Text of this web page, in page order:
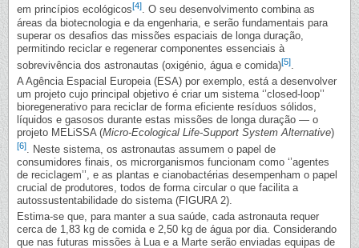
em princípios ecológicos[4]. O seu desenvolvimento combina as
áreas da biotecnologia e da engenharia, e serão fundamentais para
superar os desafios das missões espaciais de longa duração,
permitindo reciclar e regenerar componentes essenciais à
sobrevivência dos astronautas (oxigénio, água e comida)[5].
A Agência Espacial Europeia (ESA) por exemplo, está a desenvolver
um projeto cujo principal objetivo é criar um sistema ‘’closed-loop’’
bioregenerativo para reciclar de forma eficiente resíduos sólidos,
líquidos e gasosos durante estas missões de longa duração — o
projeto MELiSSA (Micro-Ecological Life-Support System Alternative)
[6]. Neste sistema, os astronautas assumem o papel de
consumidores finais, os microrganismos funcionam como ‘’agentes
de reciclagem’’, e as plantas e cianobactérias desempenham o papel
crucial de produtores, todos de forma circular o que facilita a
autossustentabilidade do sistema (FIGURA 2).
Estima-se que, para manter a sua saúde, cada astronauta requer
cerca de 1,83 kg de comida e 2,50 kg de água por dia. Considerando
que nas futuras missões à Lua e a Marte serão enviadas equipas de